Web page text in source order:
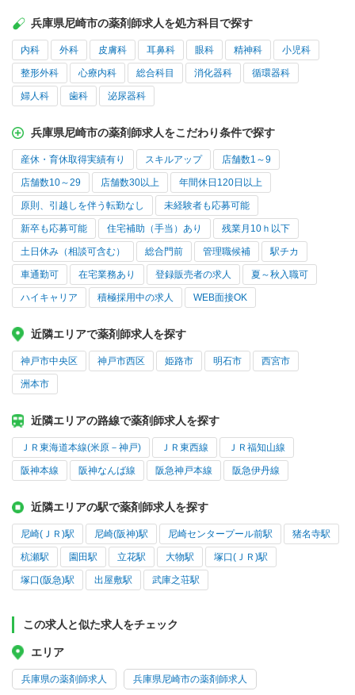
兵庫県尼崎市の薬剤師求人を処方科目で探す
内科 外科 皮膚科 耳鼻科 眼科 精神科 小児科
整形外科 心療内科 総合科目 消化器科 循環器科
婦人科 歯科 泌尿器科
兵庫県尼崎市の薬剤師求人をこだわり条件で探す
産休・育休取得実績有り スキルアップ 店舗数1～9
店舗数10～29 店舗数30以上 年間休日120日以上
原則、引越しを伴う転勤なし 未経験者も応募可能
新卒も応募可能 住宅補助（手当）あり 残業月10ｈ以下
土日休み（相談可含む） 総合門前 管理職候補 駅チカ
車通勤可 在宅業務あり 登録販売者の求人 夏～秋入職可
ハイキャリア 積極採用中の求人 WEB面接OK
近隣エリアで薬剤師求人を探す
神戸市中央区 神戸市西区 姫路市 明石市 西宮市
洲本市
近隣エリアの路線で薬剤師求人を探す
ＪＲ東海道本線(米原－神戸) ＪＲ東西線 ＪＲ福知山線
阪神本線 阪神なんば線 阪急神戸本線 阪急伊丹線
近隣エリアの駅で薬剤師求人を探す
尼崎(ＪＲ)駅 尼崎(阪神)駅 尼崎センタープール前駅 猪名寺駅
杭瀬駅 園田駅 立花駅 大物駅 塚口(ＪＲ)駅
塚口(阪急)駅 出屋敷駅 武庫之荘駅
この求人と似た求人をチェック
エリア
兵庫県の薬剤師求人 兵庫県尼崎市の薬剤師求人